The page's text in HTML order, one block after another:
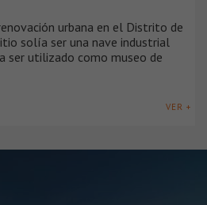
urbana en el Distrito de
solía ser una nave industrial
ser utilizado como museo de
VER +